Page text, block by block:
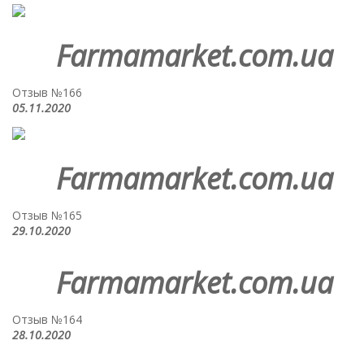
Farmamarket.com.ua
Отзыв №166
05.11.2020
Farmamarket.com.ua
Отзыв №165
29.10.2020
Farmamarket.com.ua
Отзыв №164
28.10.2020